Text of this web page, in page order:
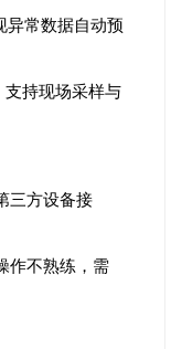
常数据自动预
持现场采样与
方设备接
不熟练，需